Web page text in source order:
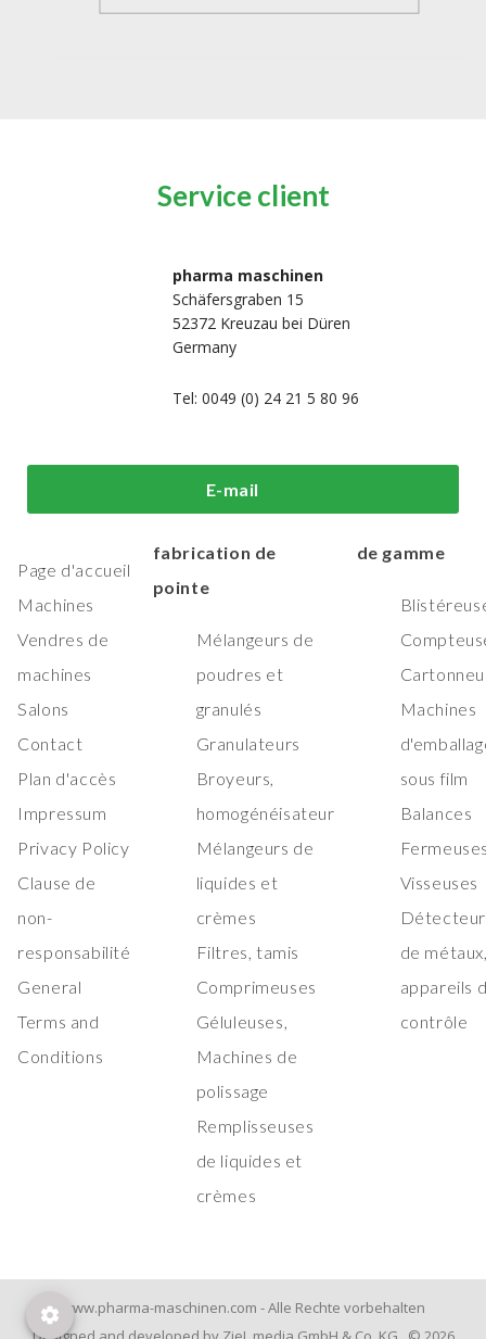
Service client
pharma maschinen
Schäfersgraben 15
52372 Kreuzau bei Düren
Germany
Tel: 0049 (0) 24 21 5 80 96
E-mail
Page d'accueil
Machines
Vendres de
machines
Salons
Contact
Plan d'accès
Impressum
Privacy Policy
Clause de
non-
responsabilité
General
Terms and
Conditions
Machines de
traitement et de
fabrication de
pointe
Mélangeurs de
poudres et
granulés
Granulateurs
Broyeurs,
homogénéisateur
Mélangeurs de
liquides et
crèmes
Filtres, tamis
Comprimeuses
Géluleuses,
Machines de
polissage
Remplisseuses
de liquides et
crèmes
d'emballage
de gamme
Machines
sous film
Balances
Visseuses
de
appareils
contrôle
www.pharma-maschinen.com - Alle Rechte vorbehalten